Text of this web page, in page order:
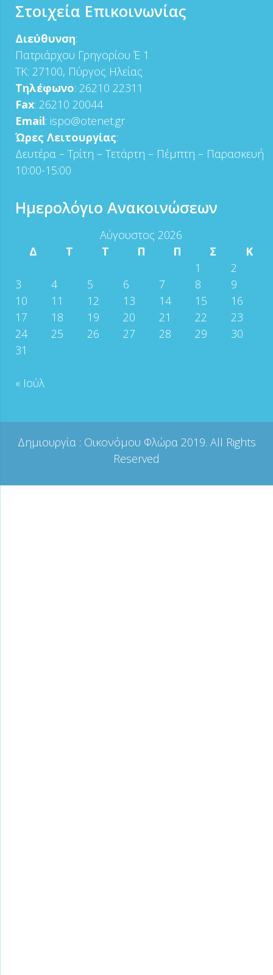
Στοιχεία Επικοινωνίας
Διεύθυνση:
Πατριάρχου Γρηγορίου Έ 1
ΤΚ: 27100, Πύργος Ηλείας
Τηλέφωνο: 26210 22311
Fax: 26210 20044
Email: ispo@otenet.gr
Ώρες Λειτουργίας:
Δευτέρα – Τρίτη – Τετάρτη – Πέμπτη – Παρασκευή
10:00-15:00
Ημερολόγιο Ανακοινώσεων
Αύγουστος 2026
Δ
Τ Τ Π Π Σ
Κ
1
2
3
4 5 6 7 8
9
10
11 12 13 14 15
16
17
18 19 20 21 22
23
24
25 26 27 28 29
30
31
« Ιούλ
Δημιουργία : Οικονόμου Φλώρα 2019. All Rights
Reserved